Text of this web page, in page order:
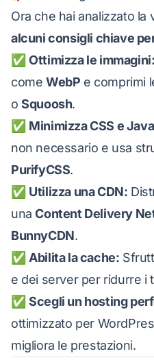
Ora che hai analizzato
alcuni consigli chiave
✅Ottimizza le immagini:
come WebP e comprimi
oSquoosh.
✅ Minimizza CSS e
non necessario e usa
PurifyCSS.
✅ Utilizza una CDN:
unaContent Delivery
BunnyCDN.
✅ Abilita la cache:
e dei server per ridurre i
✅Scegli un hosting
ottimizzato per
migliora le prestazioni.